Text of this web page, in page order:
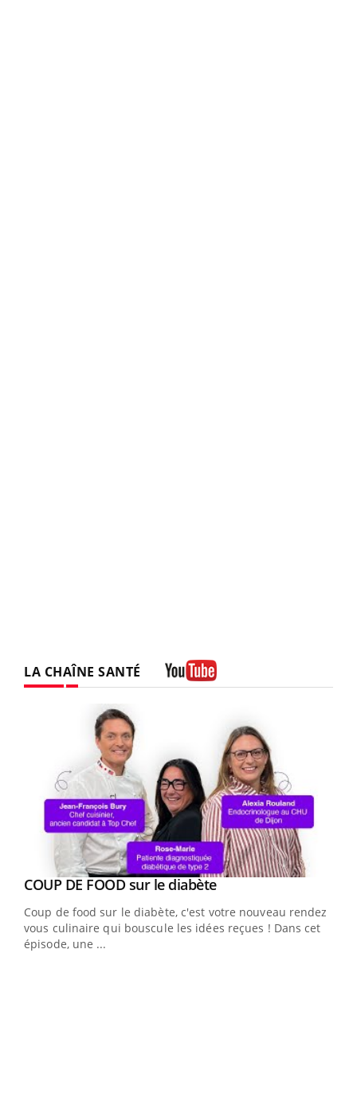
LA CHAÎNE SANTÉ
Youtube
COUP DE FOOD sur le diabèteYoutube
Coup de food sur le diabète, c'est votre nouveau rendez-
vous culinaire qui bouscule les idées reçues ! Dans cet
épisode, une ...